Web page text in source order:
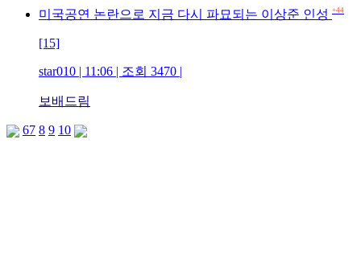
미국공연 논란으로 지금 다시 파묘되는 이상준 인성 +44
[15]
star010 | 11:06 | 조회 3470 |
보배드림
67 8 9 10